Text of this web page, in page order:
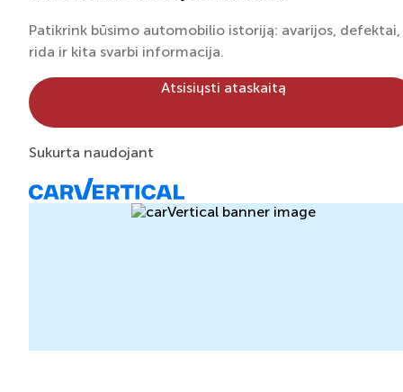
CarTom – Naudotų automobilių aikštelė | Paprasta
išsirinkti Nauja naudotų automobilių aikštelė Vilniuje. Virš
200 įvairių automobilių. Patogi paieška, draugiška
Patikrink būsimo automobilio istoriją: avarijos, defektai,
rida ir kita svarbi informacija.
Atsisiųsti ataskaitą
Sukurta naudojant